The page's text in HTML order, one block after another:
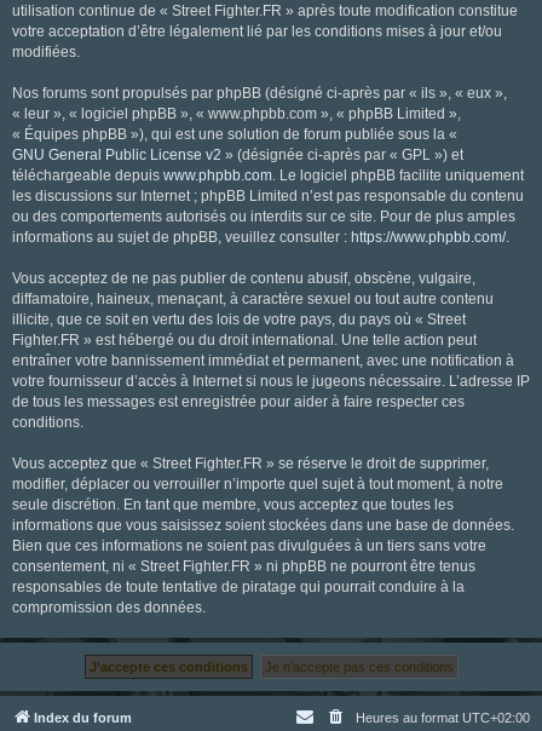
utilisation continue de « Street Fighter.FR » après toute modification constitue
votre acceptation d’être légalement lié par les conditions mises à jour et/ou
modifiées.
Nos forums sont propulsés par phpBB (désigné ci-après par « ils », « eux »,
« leur », « logiciel phpBB », « www.phpbb.com », « phpBB Limited »,
« Équipes phpBB »), qui est une solution de forum publiée sous la «
GNU General Public License v2 » (désignée ci-après par « GPL ») et
téléchargeable depuis www.phpbb.com. Le logiciel phpBB facilite uniquement
les discussions sur Internet ; phpBB Limited n’est pas responsable du contenu
ou des comportements autorisés ou interdits sur ce site. Pour de plus amples
informations au sujet de phpBB, veuillez consulter : https://www.phpbb.com/.
Vous acceptez de ne pas publier de contenu abusif, obscène, vulgaire,
diffamatoire, haineux, menaçant, à caractère sexuel ou tout autre contenu
illicite, que ce soit en vertu des lois de votre pays, du pays où « Street
Fighter.FR » est hébergé ou du droit international. Une telle action peut
entraîner votre bannissement immédiat et permanent, avec une notification à
votre fournisseur d’accès à Internet si nous le jugeons nécessaire. L’adresse IP
de tous les messages est enregistrée pour aider à faire respecter ces
conditions.
Vous acceptez que « Street Fighter.FR » se réserve le droit de supprimer,
modifier, déplacer ou verrouiller n’importe quel sujet à tout moment, à notre
seule discrétion. En tant que membre, vous acceptez que toutes les
informations que vous saisissez soient stockées dans une base de données.
Bien que ces informations ne soient pas divulguées à un tiers sans votre
consentement, ni « Street Fighter.FR » ni phpBB ne pourront être tenus
responsables de toute tentative de piratage qui pourrait conduire à la
compromission des données.
Index du forum Heures au format UTC+02:00